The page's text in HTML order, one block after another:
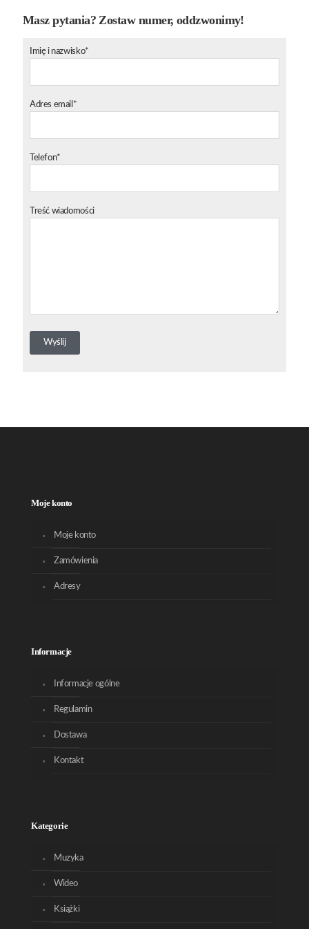
Masz pytania? Zostaw numer, oddzwonimy!
Imię i nazwisko*
Adres email*
Telefon*
Treść wiadomości
Moje konto
Moje konto
Zamówienia
Adresy
Informacje
Informacje ogólne
Regulamin
Dostawa
Kontakt
Kategorie
Muzyka
Wideo
Książki